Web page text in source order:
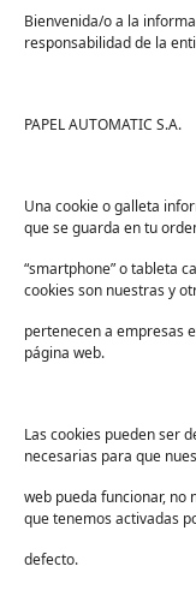
Bienvenida/o a la
responsabilidad de la
PAPEL AUTOMATIC S.A.
Una cookie o galleta
que se guarda en tu
“smartphone” o tableta
cookies son nuestras y
pertenecen a empresas
página web.
Las cookies pueden ser
necesarias para que
web pueda funcionar, no
que tenemos activadas
defecto.
tatuajes es, en
opción o por
Además de
establecimiento,
higiene
seguridada los
debido al uso de
correcta
gran medida, a
anular este
A continuación,